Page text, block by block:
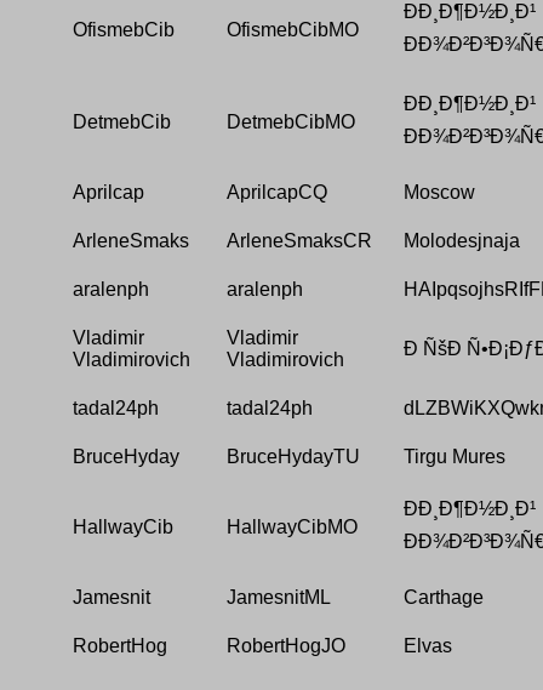
OfismebCib OfismebCibMO
ÐÐ¸Ð¶Ð½Ð¸Ð¹
DetmebCib DetmebCibMO
ÐÐ¸Ð¶Ð½Ð¸Ð¹
Aprilcap AprilcapCQ Moscow
ArleneSmaks ArleneSmaksCR Molodesjnaja
aralenph aralenph
Vladimir
Vladimirovich
Vladimir
Vladimirovich
Ð ÑšÐ
tadal24ph tadal24ph
BruceHyday BruceHydayTU Tirgu Mures
HallwayCib HallwayCibMO
ÐÐ¸Ð¶Ð½Ð¸Ð¹
Jamesnit JamesnitML Carthage
RobertHog RobertHogJO Elvas